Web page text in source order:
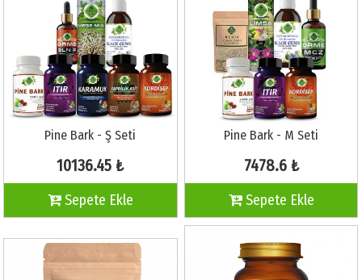
Pine Bark - Ş Seti
10136.45 ₺
Sepete Ekle
Pine Bark - M Seti
7478.6 ₺
Sepete Ekle